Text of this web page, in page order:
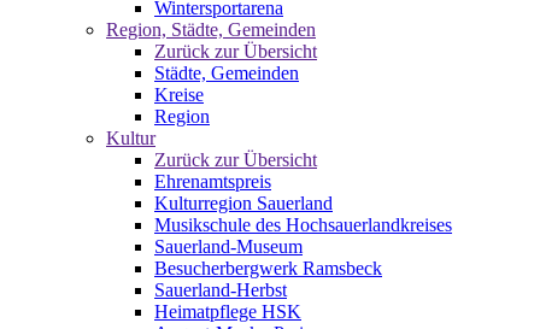
Wintersportarena
Region, Städte, Gemeinden
Zurück zur Übersicht
Städte, Gemeinden
Kreise
Region
Kultur
Zurück zur Übersicht
Ehrenamtspreis
Kulturregion Sauerland
Musikschule des Hochsauerlandkreises
Sauerland-Museum
Besucherbergwerk Ramsbeck
Sauerland-Herbst
Heimatpflege HSK